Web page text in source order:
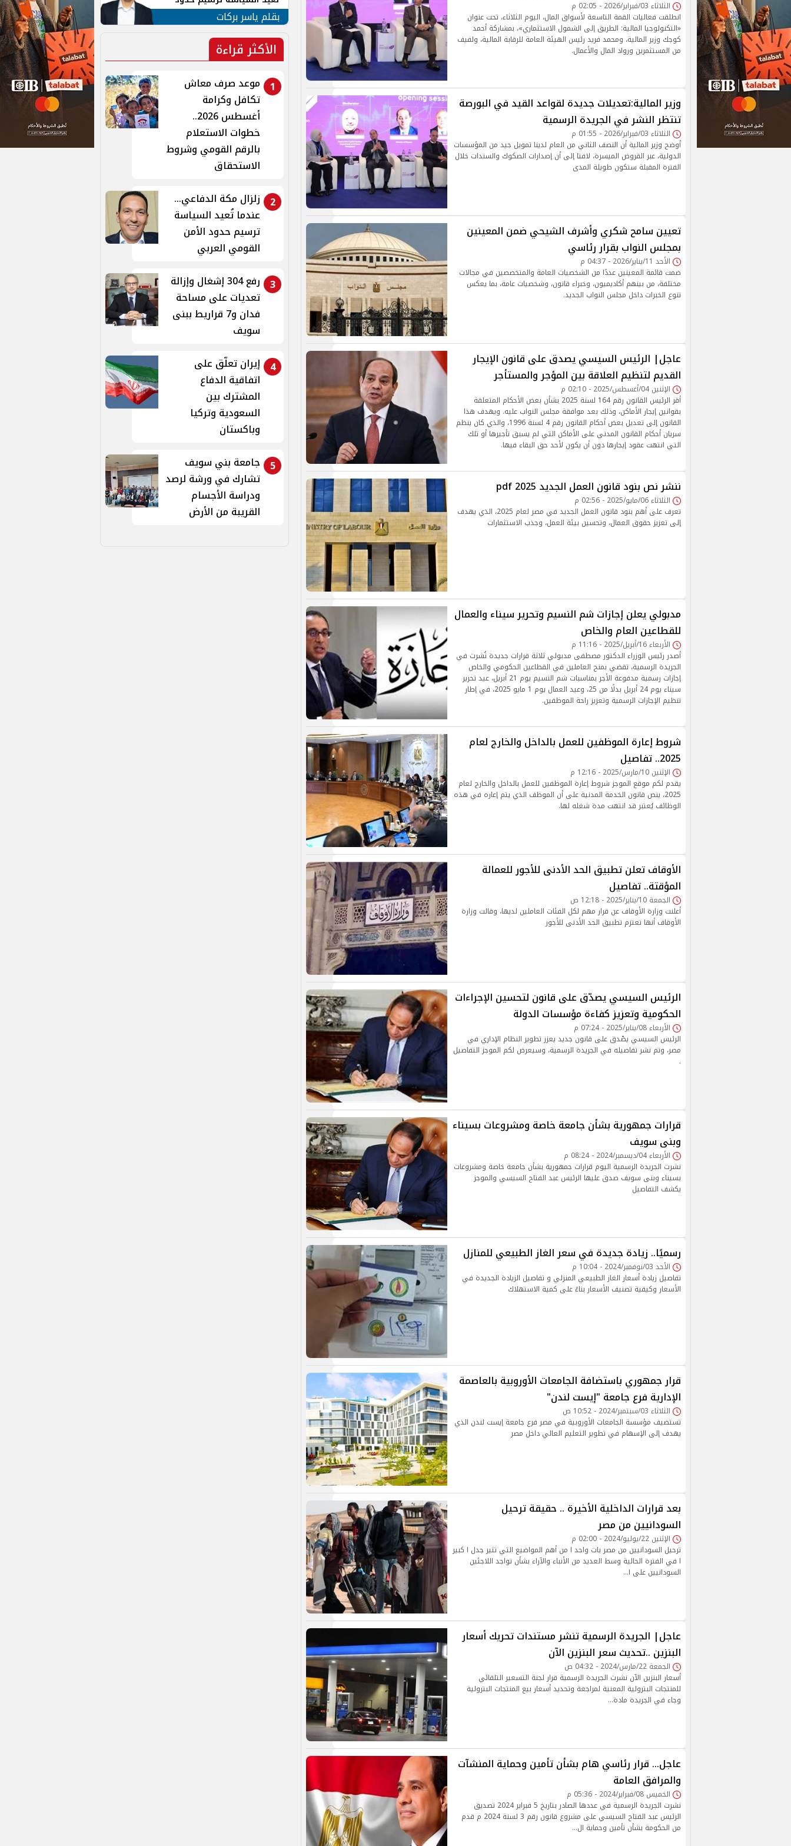
الثلاثاء 03/فبراير/2026 - 02:05 م
انطلقت فعاليات القمة التاسعة لأسواق المال، اليوم الثلاثاء، تحت عنوان
«التكنولوجيا المالية: الطريق إلى الشمول الاستثماري»، بمشاركة أحمد
كوجك وزير المالية، ومحمد فريد رئيس الهيئة العامة للرقابة المالية، ولفيف
من المستثمرين ورواد المال والأعمال.
وزير المالية:تعديلات جديدة لقواعد القيد في البورصة
تنتظر النشر في الجريدة الرسمية
الثلاثاء 03/فبراير/2026 - 01:55 م
أوضح وزير المالية أن النصف الثاني من العام لدينا تمويل جيد من المؤسسات
الدولية، عبر القروض الميسرة، لافتا إلى أن إصدارات الصكوك والسندات خلال
الفترة المقبلة ستكون طويلة المدى
تعيين سامح شكري وأشرف الشيحي ضمن المعينين
بمجلس النواب بقرار رئاسي
الأحد 11/يناير/2026 - 04:37 م
ضمت قائمة المعينين عددًا من الشخصيات العامة والمتخصصين في مجالات
مختلفة، من بينهم أكاديميون، وخبراء قانون، وشخصيات عامة، بما يعكس
تنوع الخبرات داخل مجلس النواب الجديد.
عاجل| الرئيس السيسي يصدق على قانون الإيجار
القديم لتنظيم العلاقة بين المؤجر والمستأجر
الإثنين 04/أغسطس/2025 - 02:10 م
أقر الرئيس القانون رقم 164 لسنة 2025 بشأن بعض الأحكام المتعلقة
بقوانين إيجار الأماكن، وذلك بعد موافقة مجلس النواب عليه. ويهدف هذا
القانون إلى تعديل بعض أحكام القانون رقم 4 لسنة 1996، والذي كان ينظم
سريان أحكام القانون المدني على الأماكن التي لم يسبق تأجيرها أو تلك
التي انتهت عقود إيجارها دون أن يكون لأحد حق البقاء فيها.
ننشر نص بنود قانون العمل الجديد 2025 pdf
الثلاثاء 06/مايو/2025 - 02:56 م
تعرف على أهم بنود قانون العمل الجديد في مصر لعام 2025، الذي يهدف
إلى تعزيز حقوق العمال، وتحسين بيئة العمل، وجذب الاستثمارات
مدبولي يعلن إجازات شم النسيم وتحرير سيناء والعمال
للقطاعين العام والخاص
الأربعاء 16/أبريل/2025 - 11:16 م
أصدر رئيس الوزراء الدكتور مصطفى مدبولي ثلاثة قرارات جديدة نُشرت في
الجريدة الرسمية، تقضي بمنح العاملين في القطاعين الحكومي والخاص
إجازات رسمية مدفوعة الأجر بمناسبات شم النسيم يوم 21 أبريل، عيد تحرير
سيناء يوم 24 أبريل بدلًا من 25، وعيد العمال يوم 1 مايو 2025، في إطار
تنظيم الإجازات الرسمية وتعزيز راحة الموظفين.
شروط إعارة الموظفين للعمل بالداخل والخارج لعام
2025.. تفاصيل
الإثنين 10/مارس/2025 - 12:16 م
يقدم لكم موقع الموجز شروط إعارة الموظفين للعمل بالداخل والخارج لعام
2025، ينص قانون الخدمة المدنية على أن الموظف الذي يتم إعاره في هذه
الوظائف يُعتبر قد انتهت مدة شغله لها.
الأوقاف تعلن تطبيق الحد الأدنى للأجور للعمالة
المؤقتة.. تفاصيل
الجمعة 10/يناير/2025 - 12:18 ص
أعلنت وزارة الأوقاف عن قرار مهم لكل الفئات العاملين لديها، وقالت وزارة
الأوقاف أنها تعتزم تطبيق الحد الأدنى للأجور
الرئيس السيسي يصدّق على قانون لتحسين الإجراءات
الحكومية وتعزيز كفاءة مؤسسات الدولة
الأربعاء 08/يناير/2025 - 07:24 م
الرئيس السيسي يصّدق على قانون جديد يعزز تطوير النظام الإداري في
مصر، وتم نشر تفاصيله في الجريدة الرسمية، وسيعرض لكم الموجز التفاصيل
.
قرارات جمهورية بشأن جامعة خاصة ومشروعات بسيناء
وبنى سويف
الأربعاء 04/ديسمبر/2024 - 08:24 م
نشرت الجريدة الرسمية اليوم قرارات جمهورية بشأن جامعة خاصة ومشروعات
بسيناء وبنى سويف صدق عليها الرئيس عبد الفتاح السيسي والموجز
يكشف التفاصيل
رسميًا.. زيادة جديدة في سعر الغاز الطبيعي للمنازل
الأحد 03/نوفمبر/2024 - 10:04 م
تفاصيل زيادة أسعار الغاز الطبيعي المنزلي و تفاصيل الزيادة الجديدة في
الأسعار وكيفية تصنيف الأسعار بناءً على كمية الاستهلاك
قرار جمهوري باستضافة الجامعات الأوروبية بالعاصمة
الإدارية فرع جامعة "إيست لندن"
الثلاثاء 03/سبتمبر/2024 - 10:52 ص
تستضيف مؤسسة الجامعات الأوروبية في مصر فرع جامعة إيست لندن الذي
يهدف إلى الإسهام في تطوير التعليم العالي داخل مصر
بعد قرارات الداخلية الأخيرة .. حقيقة ترحيل
السودانيين من مصر
الإثنين 22/يوليو/2024 - 02:00 م
ترحيل السودانيين من مصر بات واحد ا من أهم المواضيع التي تثير جدل ا كبير
ا في الفترة الحالية وسط العديد من الأنباء والآراء بشأن تواجد اللاجئين
السودانيين على ا…
عاجل| الجريدة الرسمية تنشر مستندات تحريك أسعار
البنزين ..تحديث سعر البنزين الآن
الجمعة 22/مارس/2024 - 04:32 ص
أسعار البنزين الآن نشرت الجريدة الرسمية قرار لجنة التسعير التلقائي
للمنتجات البترولية المعنية لمراجعة وتحديد أسعار بيع المنتجات البترولية
وجاء في الجريدة مادة…
عاجل… قرار رئاسي هام بشأن تأمين وحماية المنشآت
والمرافق العامة
الخميس 08/فبراير/2024 - 05:36 م
نشرت الجريدة الرسمية في عددها الصادر بتاريخ 5 فبراير 2024 تصديق
الرئيس عبد الفتاح السيسي على مشروع قانون رقم 3 لسنة 2024 م قدم
من الحكومة بشأن تأمين وحماية ال…
الأمن القومي العربي
بقلم ياسر بركات
الأكثر قراءة
1
موعد صرف معاش
تكافل وكرامة
أغسطس 2026..
خطوات الاستعلام
بالرقم القومي وشروط
الاستحقاق
2
زلزال مكة الدفاعي...
عندما تُعيد السياسة
ترسيم حدود الأمن
القومي العربي
3
رفع 304 إشغال وإزالة
تعديات على مساحة
فدان و7 قراريط ببنى
سويف
4
إيران تعلّق على
اتفاقية الدفاع
المشترك بين
السعودية وتركيا
وباكستان
5
جامعة بني سويف
تشارك في ورشة لرصد
ودراسة الأجسام
القريبة من الأرض